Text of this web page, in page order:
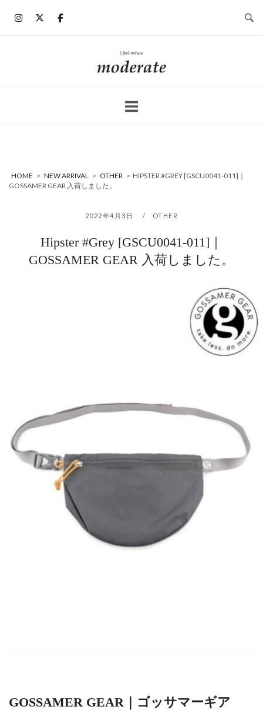
ホ
ー
HOME > NEW ARRIVAL > OTHER > HIPSTER #GREY [GSCU0041-011]｜
GOSSAMER GEAR 入荷しました。
2022年4月3日 OTHER
Hipster #Grey [GSCU0041-011]｜
GOSSAMER GEAR 入荷しました。
GOSSAMER GEAR｜ゴッサマーギア